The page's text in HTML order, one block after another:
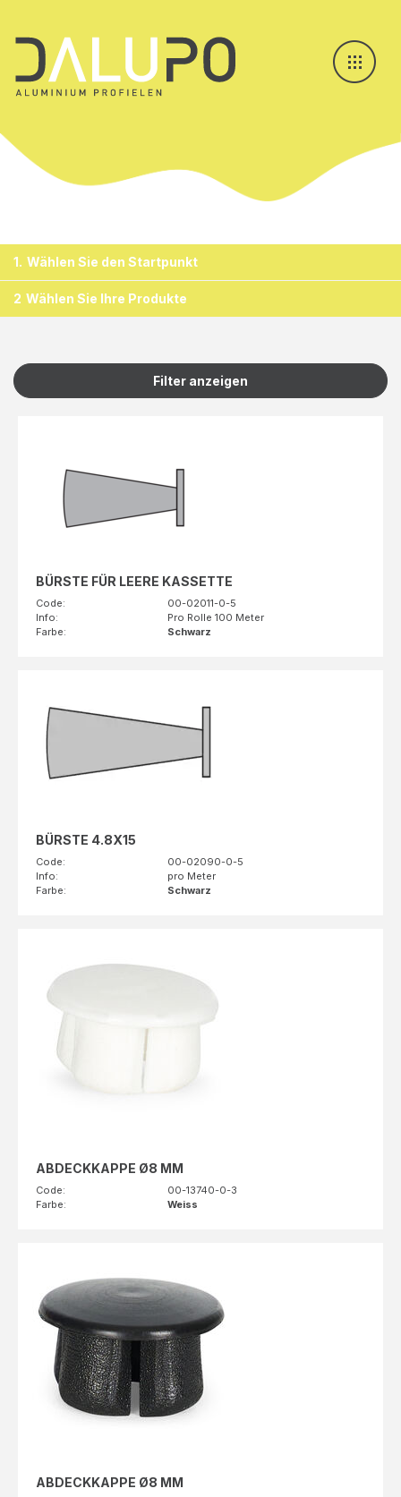
1. Wählen Sie den Startpunkt
2 Wählen Sie Ihre Produkte
Filter anzeigen
BÜRSTE FÜR LEERE KASSETTE
Code:
00-02011-0-5
Info:
Pro Rolle 100 Meter
Farbe:
Schwarz
BÜRSTE 4.8X15
Code:
00-02090-0-5
Info:
pro Meter
Farbe:
Schwarz
ABDECKKAPPE Ø8 MM
Code:
00-13740-0-3
Farbe:
Weiss
ABDECKKAPPE Ø8 MM